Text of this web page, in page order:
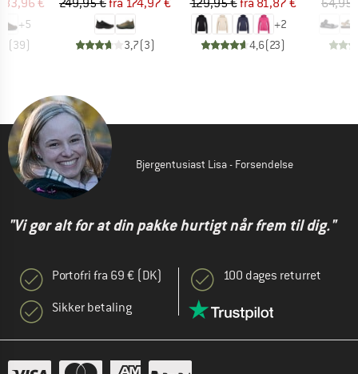
+5
(39) 3,7(3)
+2
4,6(23)
Bjergentusiast Lisa - Forsendelse
"Vi gør alt for at din pakke hurtigt når frem til dig."
Portofri fra 69 € (DK)
Sikker betaling
100 dages returret